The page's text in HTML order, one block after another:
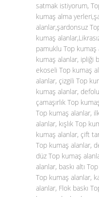
satmak istiyorum,
kumaş alma
alanlar,şardonsuz
kumaş
pamuklu Top
kumaş alanlar, ipliği
ekoseli Top kumaş
alanlar, çizgili Top
kumaş alanlar,
çamaşırlık Top
Top kumaş alanlar,
alanlar, kışlık Top
kumaş alanlar, çift
Top kumaş alanlar,
düz Top kumaş
alanlar, baskı altı
Top kumaş alanlar,
alanlar, Flok baskı